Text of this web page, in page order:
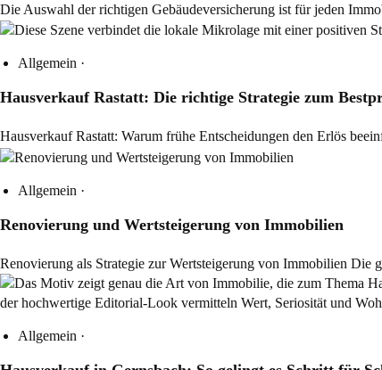
Die Auswahl der richtigen Gebäudeversicherung ist für jeden
Allgemein ·
Hausverkauf Rastatt: Die richtige Strategie zum
Hausverkauf Rastatt: Warum frühe Entscheidungen den Erlös
Allgemein ·
Renovierung und Wertsteigerung von Immobilien
Renovierung als Strategie zur Wertsteigerung von Immobilien
Allgemein ·